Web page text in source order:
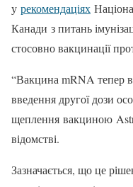
у рекомендаціях
Канади з питань
стосовно вакцинації
“Вакцина mRNA тепер
введення другої дози
щеплення вакциною
відомстві.
Зазначається, що це